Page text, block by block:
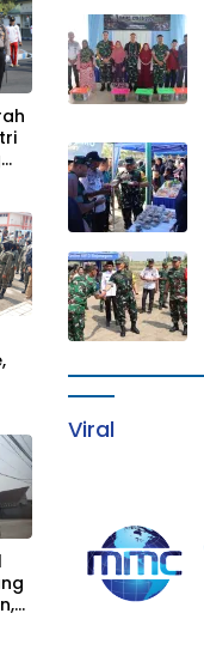
Viral